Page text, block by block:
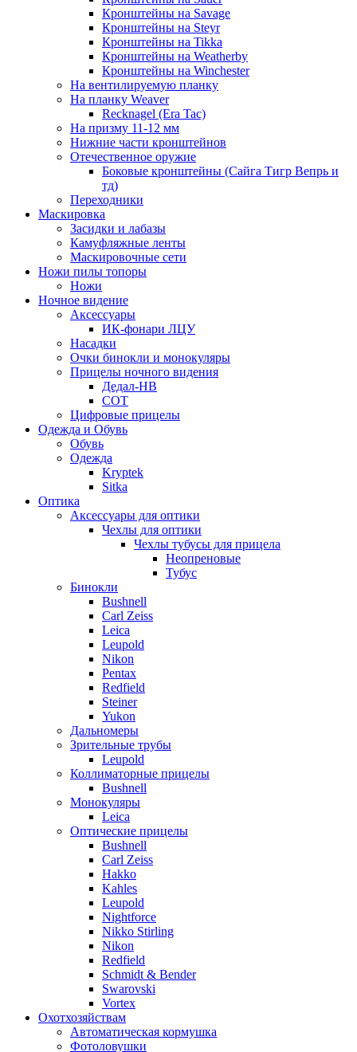
Кронштейны на Savage
Кронштейны на Steyr
Кронштейны на Tikka
Кронштейны на Weatherby
Кронштейны на Winchester
На вентилируемую планку
На планку Weaver
Recknagel (Era Tac)
На призму 11-12 мм
Нижние части кронштейнов
Отечественное оружие
Боковые кронштейны (Сайга Тигр Вепрь и
тд)
Переходники
Маскировка
Засидки и лабазы
Камуфляжные ленты
Маскировочные сети
Ножи пилы топоры
Ножи
Ночное видение
Аксессуары
ИК-фонари ЛЦУ
Насадки
Очки бинокли и монокуляры
Прицелы ночного видения
Дедал-НВ
СОТ
Цифровые прицелы
Одежда и Обувь
Обувь
Одежда
Kryptek
Sitka
Оптика
Аксессуары для оптики
Чехлы для оптики
Чехлы тубусы для прицела
Неопреновые
Тубус
Бинокли
Bushnell
Carl Zeiss
Leica
Leupold
Nikon
Pentax
Redfield
Steiner
Yukon
Дальномеры
Зрительные трубы
Leupold
Коллиматорные прицелы
Bushnell
Монокуляры
Leica
Оптические прицелы
Bushnell
Carl Zeiss
Hakko
Kahles
Leupold
Nightforce
Nikko Stirling
Nikon
Redfield
Schmidt & Bender
Swarovski
Vortex
Охотхозяйствам
Автоматическая кормушка
Фотоловушки